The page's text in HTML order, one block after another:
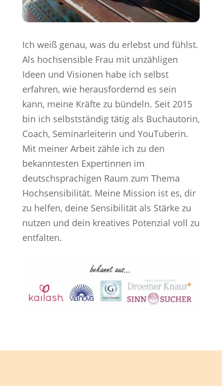
Ich weiß genau, was du erlebst und fühlst.
Als hochsensible Frau mit unzähligen
Ideen und Visionen habe ich selbst
erfahren, wie herausfordernd es sein
kann, meine Kräfte zu bündeln. Seit 2015
bin ich selbstständig tätig als Buchautorin,
Coach, Seminarleiterin und YouTuberin.
Mit meiner Arbeit zähle ich zu den
bekanntesten Expertinnen im
deutschsprachigen Raum zum Thema
Hochsensibilität. Meine Mission ist es, dir
zu helfen, deine Sensibilität als Stärke zu
nutzen und dein kreatives Potenzial voll zu
entfalten.